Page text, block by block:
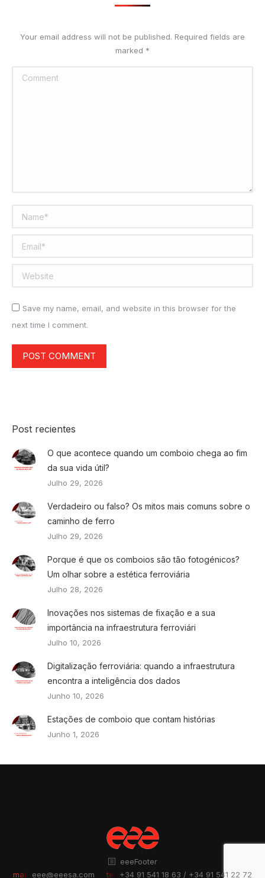
Your email address will not be published. Required fields are
marked *
Comment
Name *
Email *
Website
Save my name, email, and website in this browser for the
next time I comment.
POST COMMENT
Post recientes
O que acontece quando um comboio chega ao fim
da sua vida útil?
Julho 29, 2026
Verdadeiro ou falso? Os mitos mais comuns sobre o
caminho de ferro
Julho 29, 2026
Porque é que os comboios são tão fotogénicos?
Um olhar sobre a estética ferroviária
Julho 28, 2026
Inovações nos sistemas de fixação e a sua
importância na infraestrutura ferroviári
Julho 10, 2026
Digitalização ferroviária: quando a infraestrutura
encontra a inteligência dos dados
Junho 10, 2026
Estações de comboio que contam histórias
Junho 1, 2026
eeeFooter
mail: eee@eeesa.com tel: +34 91 541 18 63 / +34 91 541 22 72